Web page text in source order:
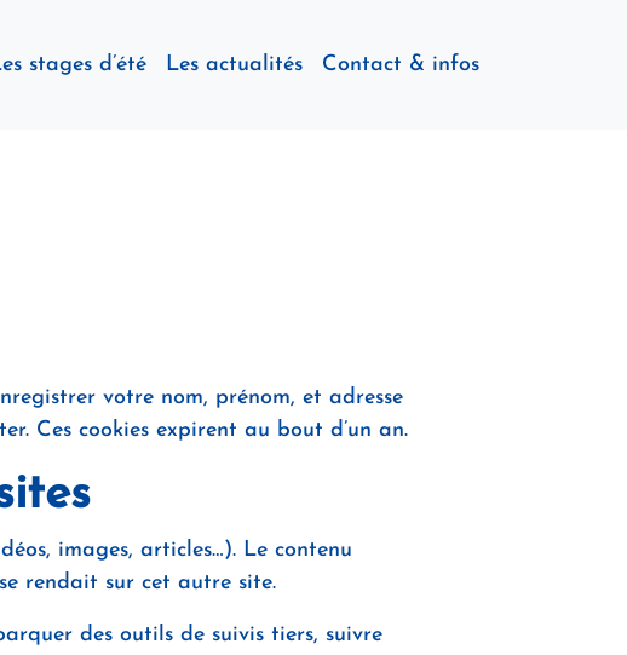
stages d’été Les actualités Contact & infos
votre nom, prénom, et adresse
Ces cookies expirent au bout d’un an.
images, articles…). Le contenu
rendait sur cet autre site.
des outils de suivis tiers, suivre